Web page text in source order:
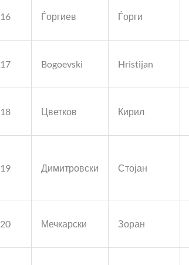
16 Ѓоргиев Ѓорги
17 Bogoevski Hristijan
18 Цветков Кирил
19 Димитровски Стојан
20 Мечкарски Зоран